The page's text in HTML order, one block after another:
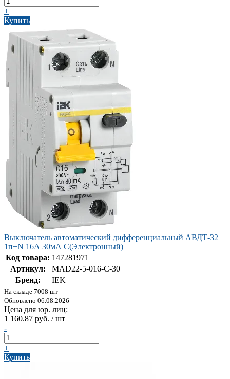
+
Купить
Выключатель автоматический дифференциальный АВДТ-32
1п+N 16А 30мА С(Электронный)
Код товара: 147281971
Артикул:
MAD22-5-016-C-30
Бренд:
IEK
На складе 7008 шт
Обновлено 06.08.2026
Цена для юр. лиц:
1 160.87 руб. / шт
-
+
Купить